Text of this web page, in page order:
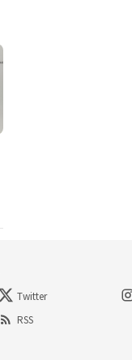
Twitter
RSS